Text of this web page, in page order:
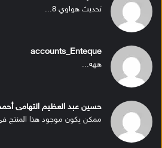
تحديث هواوي 8...
accounts_Enteque
ههه...
حسين عبد العظيم التهامى
ممكن يكون موجود هذا المنتج